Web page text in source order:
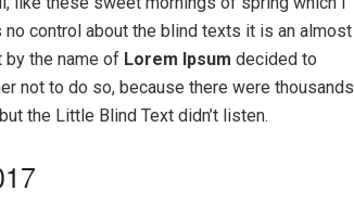
control about the blind texts it is an almost
by the name of Lorem Ipsum decided to
not to do so, because there were thousands
the Little Blind Text didn’t listen.